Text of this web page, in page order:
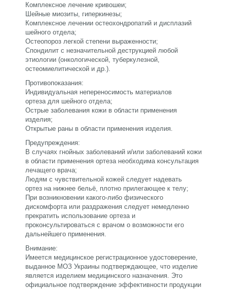
Комплексное лечение кривошеи;
Шейные миозиты, гиперкинезы;
Комплексное лечении остеохондропатий и дисплазий
шейного отдела;
Остеопороз легкой степени выраженности;
Спондилит с незначительной деструкцией любой
этиологии (онкологической, туберкулезной,
остеомиелитической и др.).
Противопоказания:
Индивидуальная непереносимость материалов
ортеза для шейного отдела;
Острые заболевания кожи в области применения
изделия;
Открытые раны в области применения изделия.
Предупреждения:
В случаях гнойных заболеваний и/или заболеваний кожи
в области применения ортеза необходима консультация
лечащего врача;
Людям с чувствительной кожей следует надевать
ортез на нижнее бельё, плотно прилегающее к телу;
При возникновении какого-либо физического
дискомфорта или раздражения следует немедленно
прекратить использование ортеза и
проконсультироваться с врачом о возможности его
дальнейшего применения.
Внимание:
Имеется медицинское регистрационное удостоверение,
выданное МОЗ Украины подтверждающее, что изделие
является изделием медицинского назначения. Это
официальное подтверждение эффективности продукции